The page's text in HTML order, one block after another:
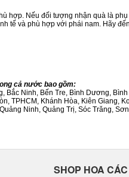
hợp. Nếu đối tượng nhận quà là
tế và phù hợp với phái nam. Hãy
cả nước bao gồm:
Bắc Ninh, Bến Tre, Bình Dương,
TPHCM, Khánh Hòa, Kiên
Ninh, Quảng Trị, Sóc Trăng,
SHOP HOA